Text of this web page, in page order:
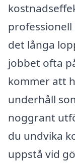
det långa
jobbet ofta
kommer att
underhåll
noggrant
du undvika
uppstå vid